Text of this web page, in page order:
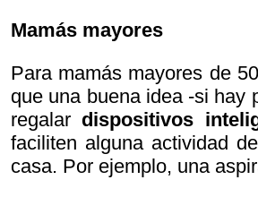
Mamás mayores
Para mamás mayores de
que una buena idea -si hay
regalar dispositivos
faciliten alguna actividad
casa. Por ejemplo, una